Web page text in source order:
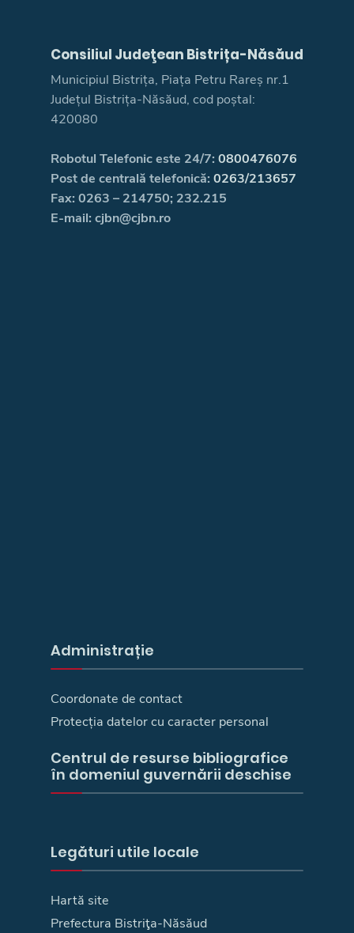
Consiliul Judeţean Bistrița-Năsăud
Municipiul Bistrița, Piața Petru Rareș nr.1
Județul Bistrița-Năsăud, cod poștal:
420080
Robotul Telefonic este 24/7: 0800476076
Post de centrală telefonică: 0263/213657
Fax: 0263 – 214750; 232.215
E-mail: cjbn@cjbn.ro
Administrație
Coordonate de contact
Protecția datelor cu caracter personal
Centrul de resurse bibliografice
în domeniul guvernării deschise
Legături utile locale
Hartă site
Prefectura Bistriţa-Năsăud